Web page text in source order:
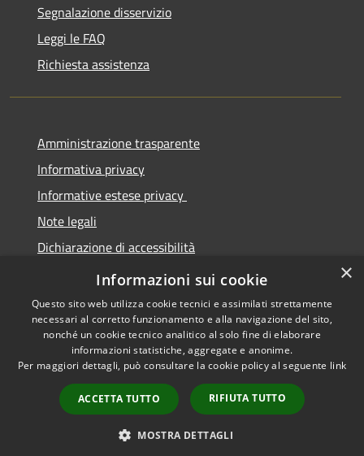
Segnalazione disservizio
Leggi le FAQ
Richiesta assistenza
Amministrazione trasparente
Informativa privacy
Informative estese privacy
Note legali
Dichiarazione di accessibilità
Obbiettivi di Accessibilità
Accessibilità
Copyright © 2026 • Comune di
Torre De' Passeri • Powered by
Municipium•
Accesso
redazione
×
Informazioni sui cookie
Questo sito web utilizza cookie tecnici e assimilati strettamente
necessari al corretto funzionamento e alla navigazione del sito,
nonché un cookie tecnico analitico al solo fine di elaborare
informazioni statistiche, aggregate e anonime.
Per maggiori dettagli, può consultare la cookie policy al seguente link
ACCETTA TUTTO RIFIUTA TUTTO
MOSTRA DETTAGLI